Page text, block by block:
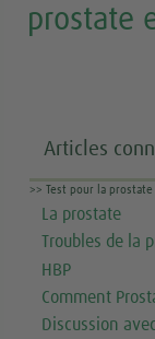
prostate
Articles
>> Test pour la prostate
La prostate
Troubles de la
HBP
Comment
Discussion